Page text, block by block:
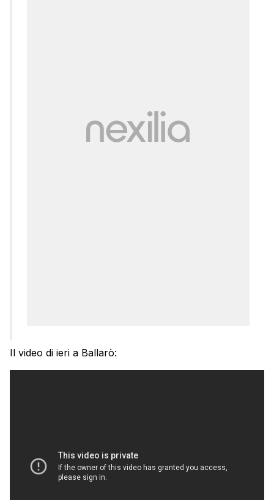
Il video di ieri a Ballarò: